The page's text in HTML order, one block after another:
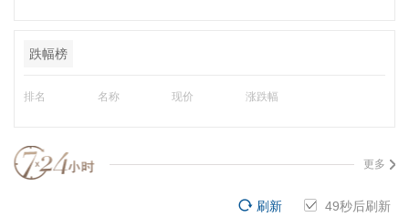
跌幅榜
排名 名称 现价 涨跌幅
更多
48秒后刷新
刷新